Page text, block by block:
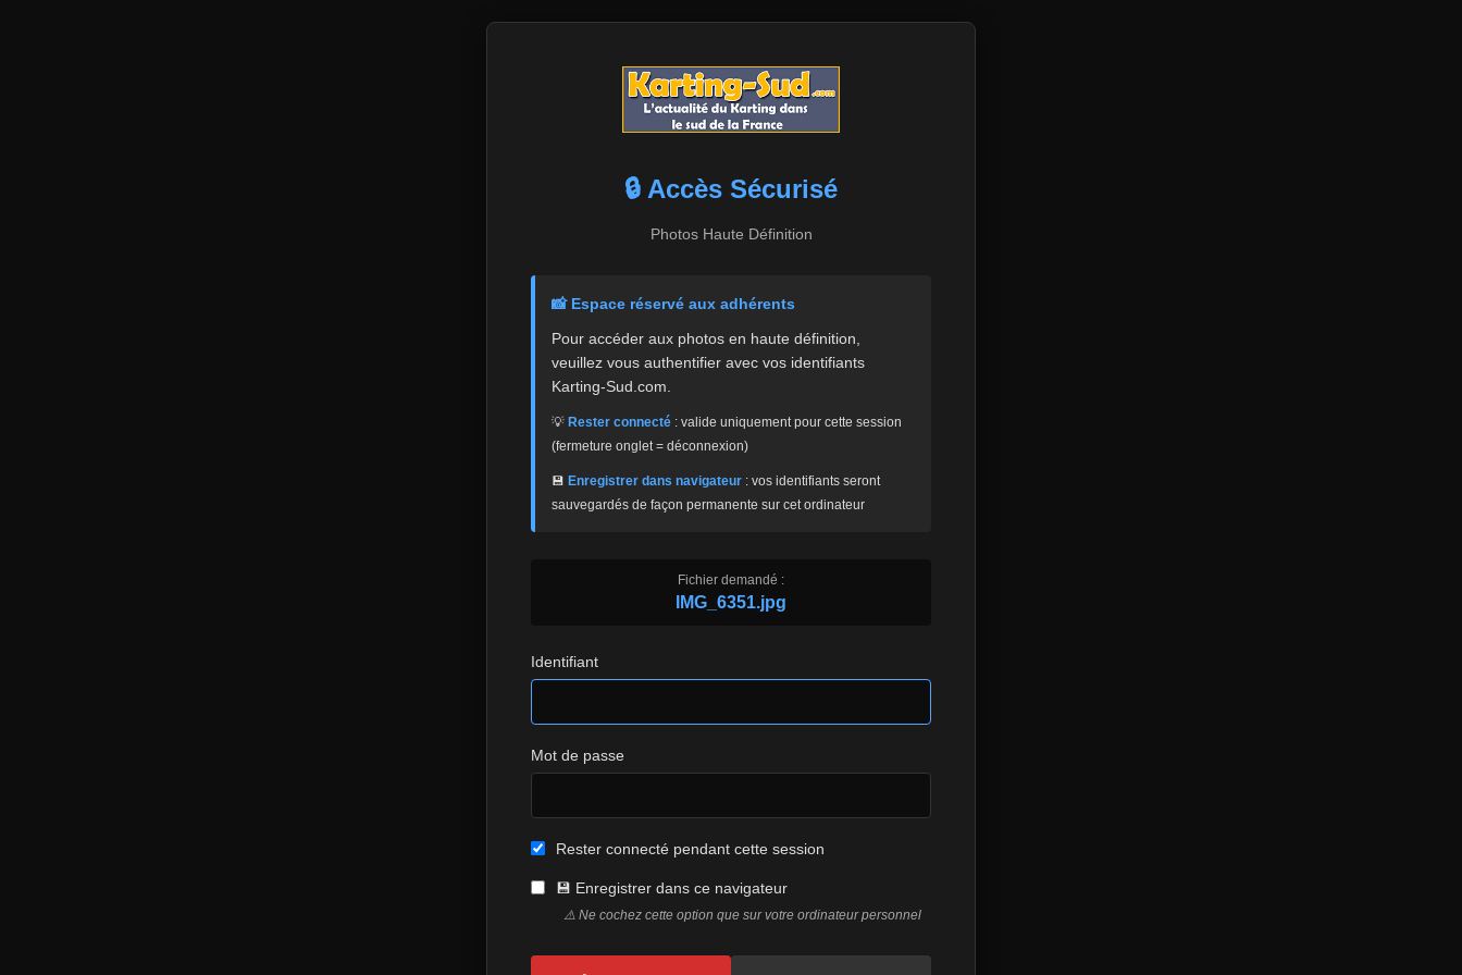
🔒 Accès Sécurisé
Photos Haute Définition
📸 Espace réservé aux adhérents
Pour accéder aux photos en haute définition,
veuillez vous authentifier avec vos identifiants
Karting-Sud.com.
💡 Rester connecté : valide uniquement pour cette session
(fermeture onglet = déconnexion)
💾 Enregistrer dans navigateur : vos identifiants seront
sauvegardés de façon permanente sur cet ordinateur
Fichier demandé :
IMG_6351.jpg
Identifiant
Mot de passe
Rester connecté pendant cette session
💾 Enregistrer dans ce navigateur
⚠️ Ne cochez cette option que sur votre ordinateur personnel